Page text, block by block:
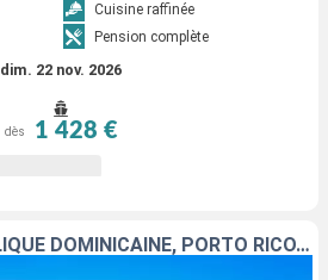
Cuisine raffinée
Pension complète
dim. 22 nov. 2026
dès 1 428 €
ÉTATS-UNIS, RÉPUBLIQUE DOMINICAINE, PORTO RICO, SAINT-THOMAS, BAHAMAS, ÎLES TURQUES-ET-CAÏQUES